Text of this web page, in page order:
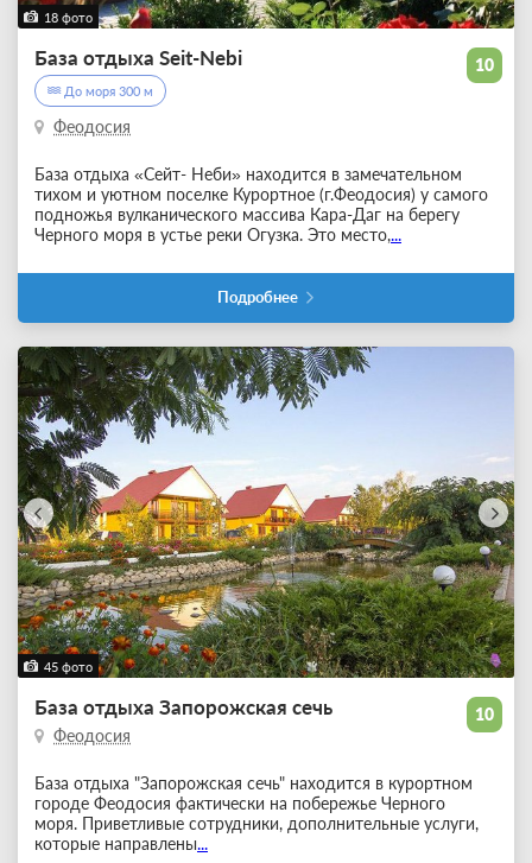
18 фото
10
База отдыха Seit-Nebi
До моря 300 м
Феодосия
База отдыха «Сейт- Неби» находится в замечательном
тихом и уютном поселке Курортное (г.Феодосия) у самого
подножья вулканического массива Кара-Даг на берегу
Черного моря в устье реки Огузка. Это место,...
Подробнее
45 фото
10
База отдыха Запорожская сечь
Феодосия
База отдыха "Запорожская сечь" находится в курортном
городе Феодосия фактически на побережье Черного
моря. Приветливые сотрудники, дополнительные услуги,
которые направлены...